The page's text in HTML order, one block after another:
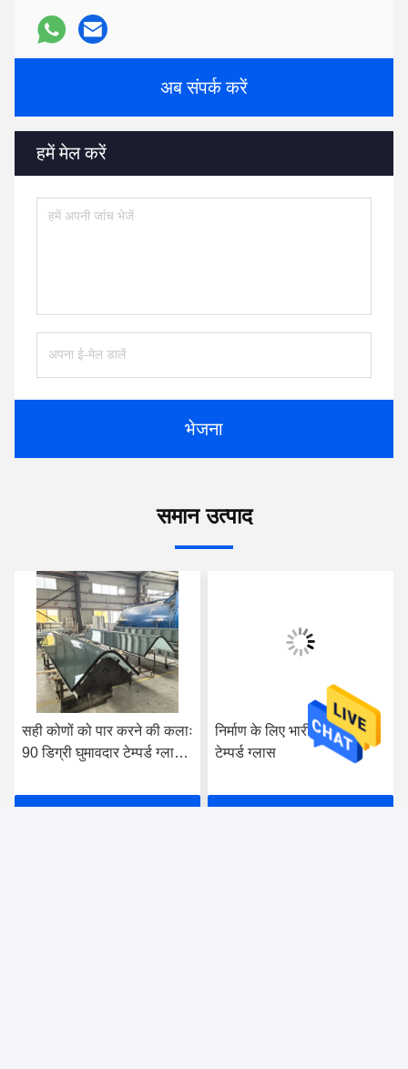
अब संपर्क करें
हमें मेल करें
भेजना
समान उत्पाद
सही कोणों को पार करने की कलाः
90 डिग्री घुमावदार टेम्पर्ड ग्लास,
अंतरिक्ष को फिर से आकार देना
निर्माण के लिए भारी घुमावदार
टेम्पर्ड ग्लास